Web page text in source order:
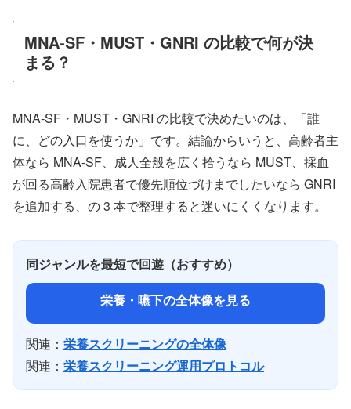
MNA-SF・MUST・GNRI の比較で何が決
まる？
MNA-SF・MUST・GNRI の比較で決めたいのは、「誰
に、どの入口を使うか」です。結論からいうと、高齢者主
体なら MNA-SF、成人全般を広く拾うなら MUST、採血
が回る高齢入院患者で優先順位づけまでしたいなら GNRI
を追加する、の 3 本で整理すると迷いにくくなります。
同ジャンルを最短で回遊（おすすめ）
栄養・嚥下の全体像を見る
関連： 栄養スクリーニングの全体像
関連： 栄養スクリーニング運用プロトコル